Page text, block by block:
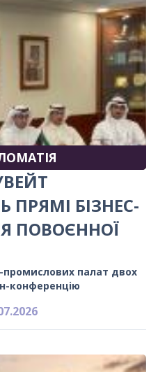
БІЗНЕС-
ПОВОЄННОЇ
палат двох
конференцію